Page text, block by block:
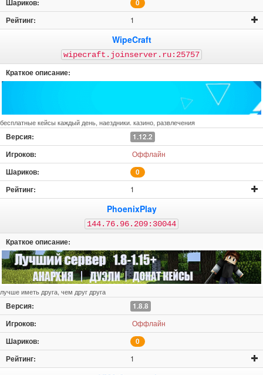
0
1
WipeCraft
wipecraft.joinserver.ru:25757
бесплатные кейсы каждый день, наездники. казино, развлечения
1.12.2
Оффлайн
0
1
PhoenixPlay
144.76.96.209:30044
лучше иметь друга, чем друг друга
1.8.8
Оффлайн
0
1